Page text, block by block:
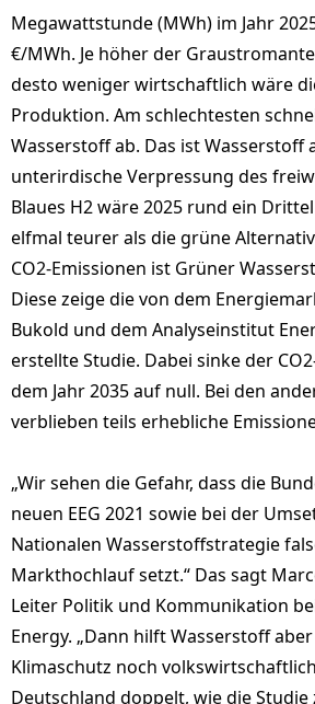
Megawattstunde (MWh) im Jahr
€/MWh. Je höher der
desto weniger wirtschaftlich wäre
Produktion. Am schlechtesten
Wasserstoff ab. Das ist Wasserstoff
unterirdische Verpressung des
Blaues H2 wäre 2025 rund ein
elfmal teurer als die grüne
CO2-Emissionen ist Grüner
Diese zeige die von dem
Bukold und dem Analyseinstitut
erstellte Studie. Dabei sinke der
dem Jahr 2035 auf null. Bei den
verblieben teils erhebliche
„Wir sehen die Gefahr, dass die
neuen EEG 2021 sowie bei der
Nationalen Wasserstoffstrategie
Markthochlauf setzt.“ Das sagt
Leiter Politik und Kommunikation
Energy. „Dann hilft Wasserstoff
Klimaschutz noch
Deutschland doppelt, wie die Studie